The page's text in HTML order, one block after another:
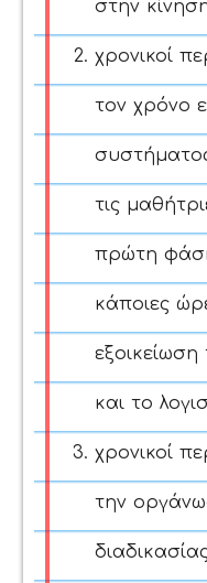
στην
χρονικοί
τον χρόνο
τις
πρώτη
κάποιες
εξοικείωση
και το
χρονικοί
την